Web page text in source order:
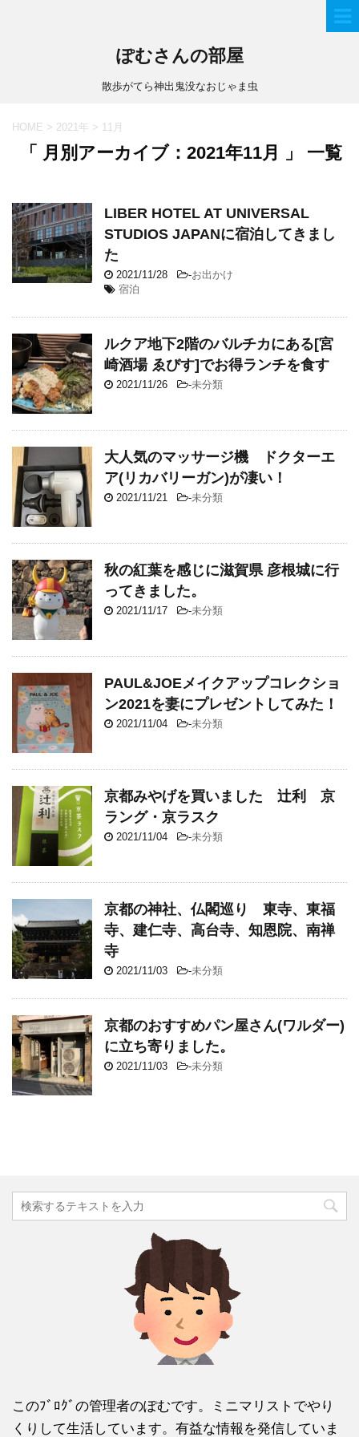
ぽむさんの部屋
散歩がてら神出鬼没なおじゃま虫
HOME > 2021年 > 11月
「 月別アーカイブ：2021年11月 」 一覧
LIBER HOTEL AT UNIVERSAL
STUDIOS JAPANに宿泊してきまし
た
2021/11/28 -お出かけ
宿泊
ルクア地下2階のバルチカにある[宮
崎酒場 ゑびす]でお得ランチを食す
2021/11/26 -未分類
大人気のマッサージ機 ドクターエ
ア(リカバリーガン)が凄い！
2021/11/21 -未分類
秋の紅葉を感じに滋賀県 彦根城に行
ってきました。
2021/11/17 -未分類
PAUL&JOEメイクアップコレクショ
ン2021を妻にプレゼントしてみた！
2021/11/04 -未分類
京都みやげを買いました 辻利 京
ラング・京ラスク
2021/11/04 -未分類
京都の神社、仏閣巡り 東寺、東福
寺、建仁寺、高台寺、知恩院、南禅
寺
2021/11/03 -未分類
京都のおすすめパン屋さん(ワルダー)
に立ち寄りました。
2021/11/03 -未分類
このﾌﾞﾛｸﾞの管理者のぽむです。ミニマリストでやり
くりして生活しています。有益な情報を発信していま